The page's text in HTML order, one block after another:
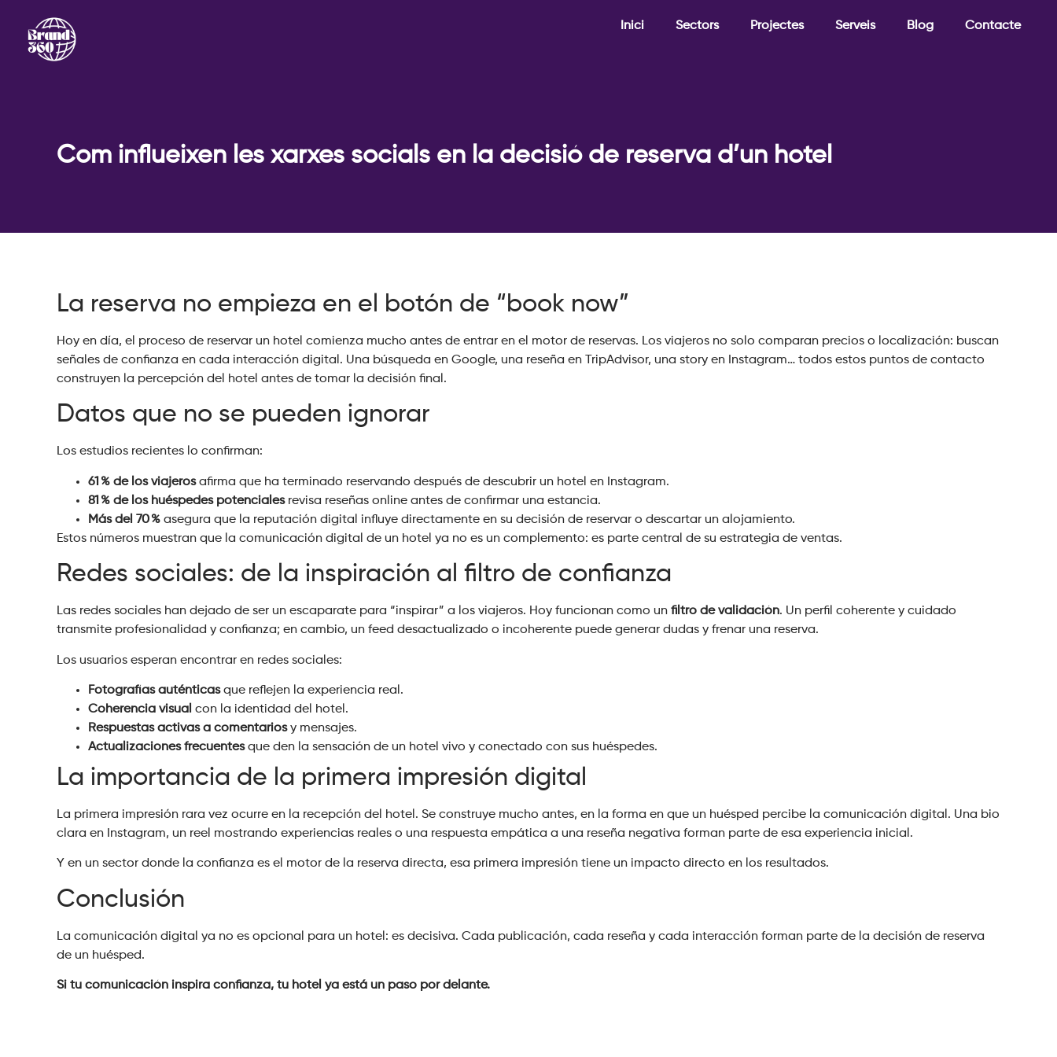
Inici Sectors Projectes Serveis Blog Contacte
Com influeixen les xarxes socials en la decisió de reserva d’un hotel
La reserva no empieza en el botón de “book now”
Hoy en día, el proceso de reservar un hotel comienza mucho antes de entrar en el motor de reservas. Los viajeros no solo comparan precios o localización: buscan
señales de confianza en cada interacción digital. Una búsqueda en Google, una reseña en TripAdvisor, una story en Instagram… todos estos puntos de contacto
construyen la percepción del hotel antes de tomar la decisión final.
Datos que no se pueden ignorar
Los estudios recientes lo confirman:
61 % de los viajerosafirma que ha terminado reservando después de descubrir un hotel en Instagram.
81 % de los huéspedes potencialesrevisa reseñas online antes de confirmar una estancia.
Más del 70 % asegura que la reputación digital influye directamente en su decisión de reservar o descartar un alojamiento.
Estos números muestran que la comunicación digital de un hotel ya no es un complemento: es parte central de su estrategia de ventas.
Redes sociales: de la inspiración al filtro de confianza
Las redes sociales han dejado de ser un escaparate para “inspirar” a los viajeros. Hoy funcionan como un filtro de validación. Un perfil coherente y cuidado
transmite profesionalidad y confianza; en cambio, un feed desactualizado o incoherente puede generar dudas y frenar una reserva.
Los usuarios esperan encontrar en redes sociales:
Fotografías auténticasque reflejen la experiencia real.
Coherencia visual con la identidad del hotel.
Respuestas activas a comentariosy mensajes.
Actualizaciones frecuentesque den la sensación de un hotel vivo y conectado con sus huéspedes.
La importancia de la primera impresión digital
La primera impresión rara vez ocurre en la recepción del hotel. Se construye mucho antes, en la forma en que un huésped percibe la comunicación digital. Una bio
clara en Instagram, un reel mostrando experiencias reales o una respuesta empática a una reseña negativa forman parte de esa experiencia inicial.
Y en un sector donde la confianza es el motor de la reserva directa, esa primera impresión tiene un impacto directo en los resultados.
Conclusión
La comunicación digital ya no es opcional para un hotel: es decisiva. Cada publicación, cada reseña y cada interacción forman parte de la decisión de reserva
de un huésped.
Si tu comunicación inspira confianza, tu hotel ya está un paso por delante.